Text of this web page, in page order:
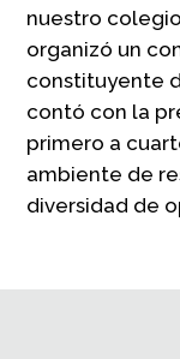
nuestro
organizó un
constituyente
contó con la
primero a
ambiente de
diversidad de